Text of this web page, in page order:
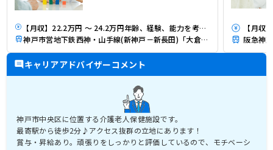
【月収】22.2万円 ～ 24.2万円年齢、経験、能力を考慮のうえ、同院規定により決定します。
神戸市営地下鉄西神・山手線(新神戸－新長田)「大倉山(兵庫)駅」（徒歩8分）
【月収
阪急神
キャリアアドバイザーコメント
神戸市中央区に位置する介護老人保健施設です。
最寄駅から徒歩2分♪アクセス抜群の立地にあります！
賞与・昇給あり。頑張りをしっかりと評価しているので、モチベーシ